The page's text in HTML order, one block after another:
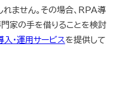
れません。その場合、RPA導
家の手を借りることを検討
入・運用サービスを提供して